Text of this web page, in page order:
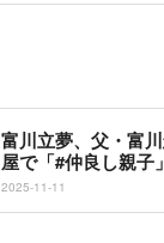
富川立夢、父・富
屋で「#仲良し親子
2025-11-11